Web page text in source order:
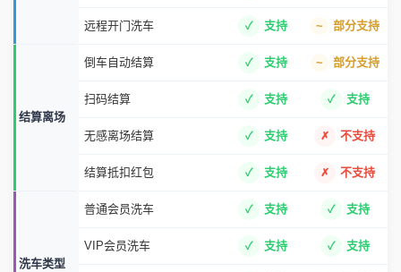
远程开门洗车 支持 部分支持
结算离场
倒车自动结算 支持 部分支持
扫码结算 支持 支持
无感离场结算 支持 不支持
结算抵扣红包 支持 不支持
洗车类型
普通会员洗车 支持 支持
VIP会员洗车 支持 支持